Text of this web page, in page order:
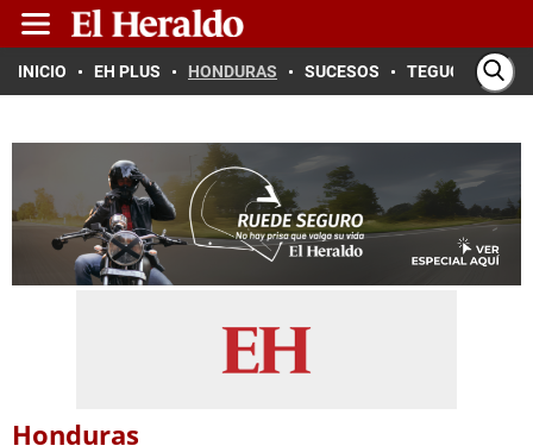
INICIO EH PLUS HONDURAS SUCESOS TEGUCIGALPA
Honduras